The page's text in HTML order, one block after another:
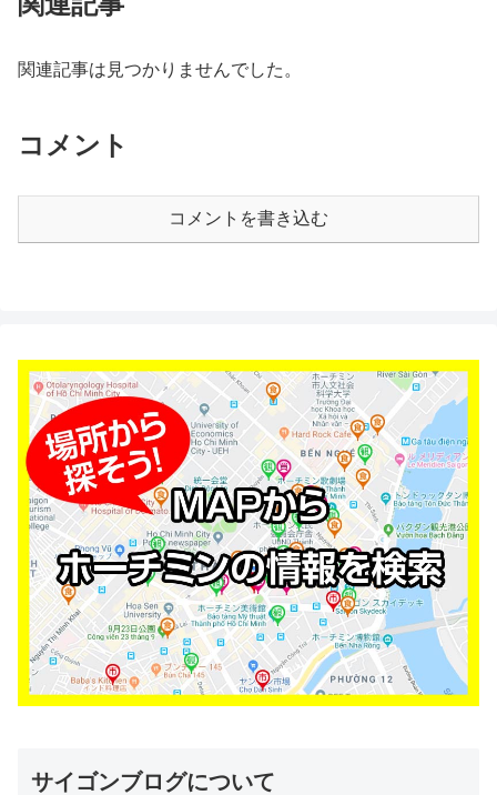
関連記事は見つかりませんでした。
コメント
コメントを書き込む
サイゴンブログについて